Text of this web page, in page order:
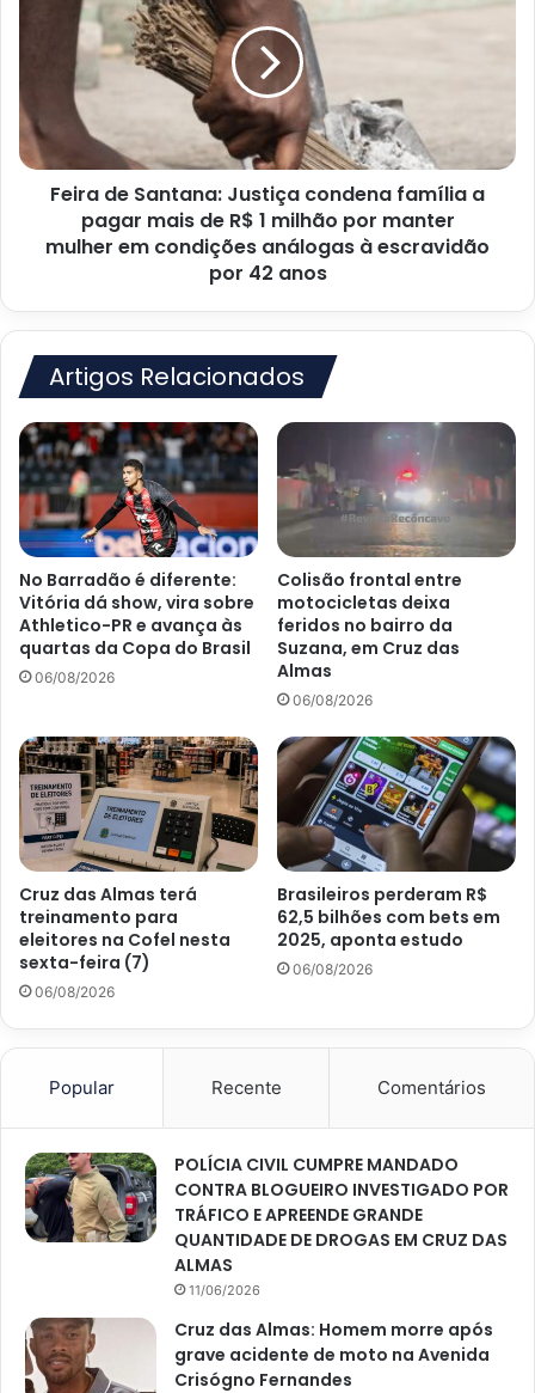
Santana:
condena
família
a
pagar
mais
manter
condições
análogas
escravidão
por 42
anos
Feira de Santana: Justiça condena família a
pagar mais de R$ 1 milhão por manter
mulher em condições análogas à escravidão
por 42 anos
Artigos Relacionados
No Barradão é diferente:
Vitória dá show, vira sobre
Athletico-PR e avança às
quartas da Copa do Brasil
06/08/2026
Colisão frontal entre
motocicletas deixa
feridos no bairro da
Suzana, em Cruz das
Almas
06/08/2026
Cruz das Almas terá
treinamento para
eleitores na Cofel nesta
sexta-feira (7)
06/08/2026
Brasileiros perderam R$
62,5 bilhões com bets em
2025, aponta estudo
06/08/2026
Popular Recente Comentários
POLÍCIA CIVIL CUMPRE MANDADO
CONTRA BLOGUEIRO INVESTIGADO POR
TRÁFICO E APREENDE GRANDE
QUANTIDADE DE DROGAS EM CRUZ DAS
ALMAS
11/06/2026
Cruz das Almas: Homem morre após
grave acidente de moto na Avenida
Crisógno Fernandes